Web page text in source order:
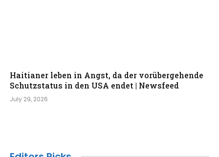
Haitianer leben in Angst, da der vorübergehende
Schutzstatus in den USA endet | Newsfeed
July 29, 2026